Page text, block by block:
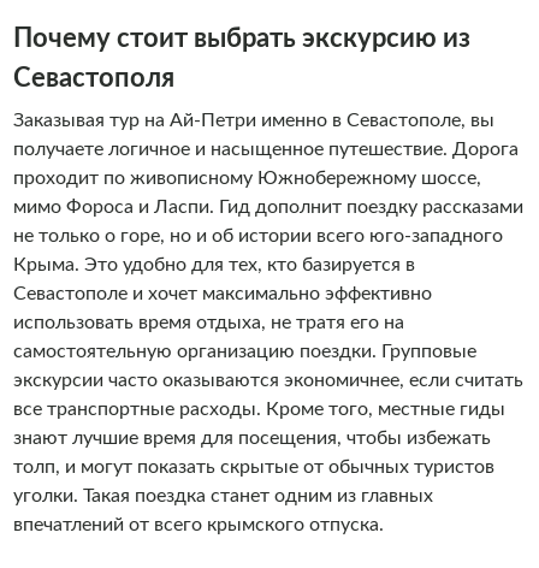
Почему стоит выбрать экскурсию из
Севастополя
Заказывая тур на Ай-Петри именно в Севастополе, вы
получаете логичное и насыщенное путешествие. Дорога
проходит по живописному Южнобережному шоссе,
мимо Фороса и Ласпи. Гид дополнит поездку рассказами
не только о горе, но и об истории всего юго-западного
Крыма. Это удобно для тех, кто базируется в
Севастополе и хочет максимально эффективно
использовать время отдыха, не тратя его на
самостоятельную организацию поездки. Групповые
экскурсии часто оказываются экономичнее, если считать
все транспортные расходы. Кроме того, местные гиды
знают лучшие время для посещения, чтобы избежать
толп, и могут показать скрытые от обычных туристов
уголки. Такая поездка станет одним из главных
впечатлений от всего крымского отпуска.